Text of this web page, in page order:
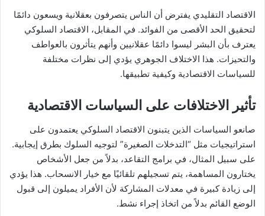
الاقتصاد التقليدي يفترض أن الناس يتصرفون بعقلانية ويسعون دائمًا
لتحقيق الحد الأقصى من الفوائد. في المقابل، الاقتصاد السلوكي
يعترف بأن البشر ليسوا دائمًا عقلانيين وأنهم يتأثرون بالعواطف
والتحيزات. هذا الاختلاف الجوهري يؤدي إلى نظرات مختلفة
للسياسات الاقتصادية وكيفية تطبيقها.
تأثير الاختلافات على السياسات الاقتصادية
صانعو السياسات الذين يتبنون الاقتصاد السلوكي يعتمدون على
استراتيجيات مثل “التدخلات الصغيرة” لتوجيه السلوك بطرق إيجابية.
على سبيل المثال، في برامج التقاعد، بدلاً من جعل الأشخاص
يختارون المساهمة، يتم تسجيلهم تلقائيًا مع خيار الانسحاب. هذا يؤدي
إلى زيادة كبيرة في معدلات المشاركة لأن الأفراد يميلون إلى قبول
الوضع القائم بدلاً من اتخاذ إجراء نشط.